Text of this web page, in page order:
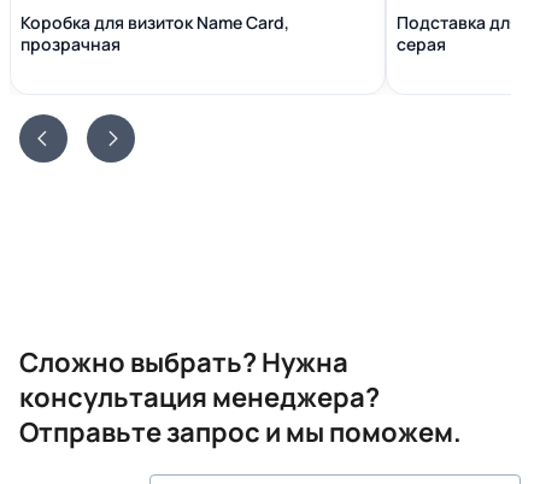
Коробка для визиток Name Сard,
прозрачная
Подставка для
серая
Сложно выбрать? Нужна
консультация менеджера?
Отправьте запрос и мы поможем.